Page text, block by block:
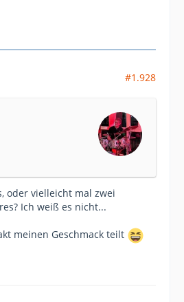
#1.928
oder vielleicht mal zwei
Ich weiß es nicht...
meinen Geschmack teilt